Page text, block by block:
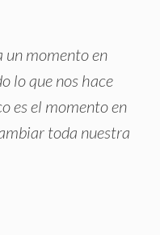
un momento en
lo que nos hace
es el momento en
toda nuestra